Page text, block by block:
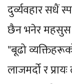
दुर्व्यवहार सधैं
छैन भनेर महसुस
"बूढो
लाजमर्दो र